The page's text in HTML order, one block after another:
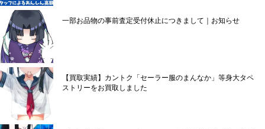
一部お品物の事前査定受付休止につきまして｜お知らせ
【買取実績】カントク「セーラー服のまんなか」等身大タペ
ストリーをお買取しました